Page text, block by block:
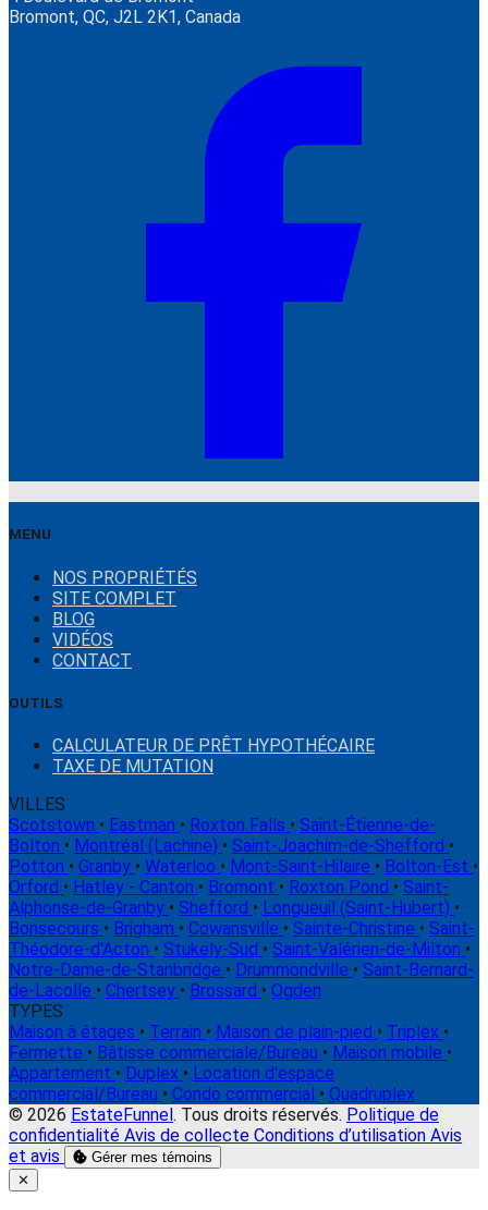
Bromont, QC, J2L 2K1, Canada
MENU
NOS PROPRIÉTÉS
SITE COMPLET
BLOG
VIDÉOS
CONTACT
OUTILS
CALCULATEUR DE PRÊT HYPOTHÉCAIRE
TAXE DE MUTATION
VILLES
Scotstown • Eastman • Roxton Falls • Saint-Étienne-de-
Bolton • Montréal (Lachine) • Saint-Joachim-de-Shefford •
Potton • Granby • Waterloo • Mont-Saint-Hilaire • Bolton-Est •
Orford • Hatley - Canton • Bromont • Roxton Pond • Saint-
Alphonse-de-Granby • Shefford • Longueuil (Saint-Hubert) •
Bonsecours • Brigham • Cowansville • Sainte-Christine • Saint-
Théodore-d'Acton • Stukely-Sud • Saint-Valérien-de-Milton •
Notre-Dame-de-Stanbridge • Drummondville • Saint-Bernard-
de-Lacolle • Chertsey • Brossard • Ogden
TYPES
Maison à étages • Terrain • Maison de plain-pied • Triplex •
Fermette • Bâtisse commerciale/Bureau • Maison mobile •
Appartement • Duplex • Location d'espace
commercial/Bureau • Condo commercial • Quadruplex
© 2026 EstateFunnel. Tous droits réservés. Politique de
confidentialité Avis de collecte Conditions d’utilisation Avis
et avis
Gérer mes témoins
Close
✕